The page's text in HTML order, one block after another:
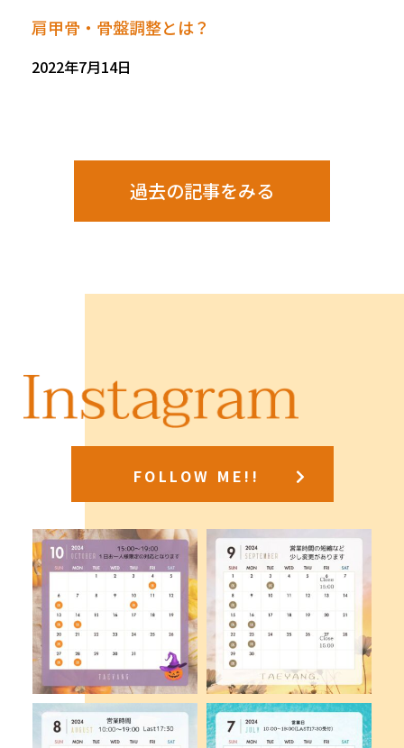
肩甲骨・骨盤調整とは？
2022年7月14日
過去の記事をみる
FOLLOW ME!!